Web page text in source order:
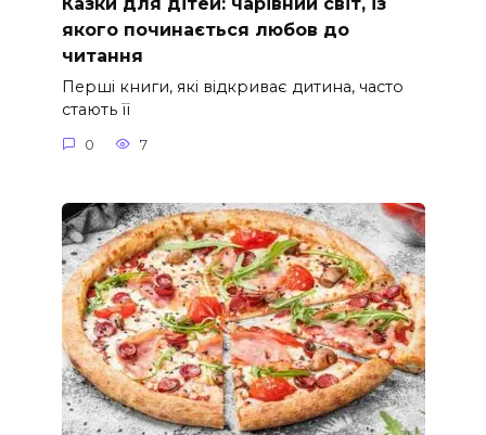
якого починається любов до
читання
Перші книги, які відкриває дитина, часто
стають її
0 7